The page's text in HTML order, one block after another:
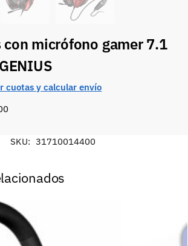
micrófono gamer 7.1
cuotas y calcular envío
SKU: 31710014400